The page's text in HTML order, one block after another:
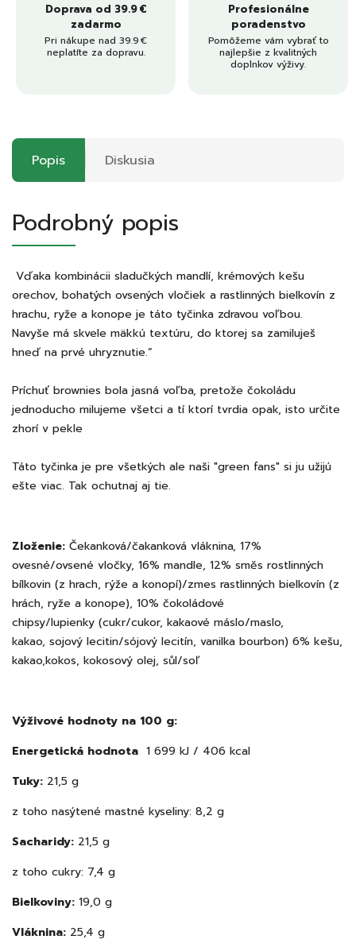
Doprava od 39.9 €
zadarmo
Pri nákupe nad 39.9 €
neplatíte za dopravu.
Profesionálne
poradenstvo
Pomôžeme vám vybrať to
najlepšie z kvalitných
doplnkov výživy.
Popis Diskusia
Podrobný popis
Vďaka kombinácii sladučkých mandlí, krémových kešu
orechov, bohatých ovsených vločiek a rastlinných bielkovín z
hrachu, ryže a konope je táto tyčinka zdravou voľbou.
Navyše má skvele mäkkú textúru, do ktorej sa zamiluješ
hneď na prvé uhryznutie.”
Príchuť brownies bola jasná voľba, pretože čokoládu
jednoducho milujeme všetci a tí ktorí tvrdia opak, isto určite
zhorí v pekle
Táto tyčinka je pre všetkých ale naši "green fans" si ju užijú
ešte viac. Tak ochutnaj aj tie.
Zloženie: Čekanková/čakanková vláknina, 17%
ovesné/ovsené vločky, 16% mandle, 12% směs rostlinných
bílkovin (z hrach, rýže a konopí)/zmes rastlinných bielkovín (z
hrách, ryže a konope), 10% čokoládové
chipsy/lupienky (cukr/cukor, kakaové máslo/maslo,
kakao, sojový lecitin/sójový lecitín, vanilka bourbon) 6% kešu,
kakao,kokos, kokosový olej, sůl/soľ
Výživové hodnoty na 100 g:
Energetická hodnota 1 699 kJ / 406 kcal
Tuky: 21,5 g
z toho nasýtené mastné kyseliny: 8,2 g
Sacharidy: 21,5 g
z toho cukry: 7,4 g
Bielkoviny: 19,0 g
Vláknina: 25,4 g